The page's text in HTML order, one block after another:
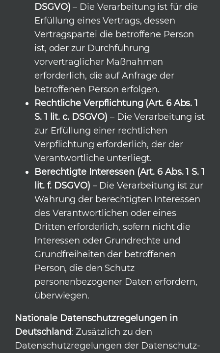
DSGVO) – Die Verarbeitung ist für die
Erfüllung eines Vertrags, dessen
Vertragspartei die betroffene Person
ist, oder zur Durchführung
vorvertraglicher Maßnahmen
erforderlich, die auf Anfrage der
betroffenen Person erfolgen.
Rechtliche Verpflichtung (Art. 6 Abs. 1
S. 1 lit. c. DSGVO) – Die Verarbeitung ist
zur Erfüllung einer rechtlichen
Verpflichtung erforderlich, der der
Verantwortliche unterliegt.
Berechtigte Interessen (Art. 6 Abs. 1 S. 1
lit. f. DSGVO) – Die Verarbeitung ist zur
Wahrung der berechtigten Interessen
des Verantwortlichen oder eines
Dritten erforderlich, sofern nicht die
Interessen oder Grundrechte und
Grundfreiheiten der betroffenen
Person, die den Schutz
personenbezogener Daten erfordern,
überwiegen.
Nationale Datenschutzregelungen in
Deutschland: Zusätzlich zu den
Datenschutzregelungen der Datenschutz-